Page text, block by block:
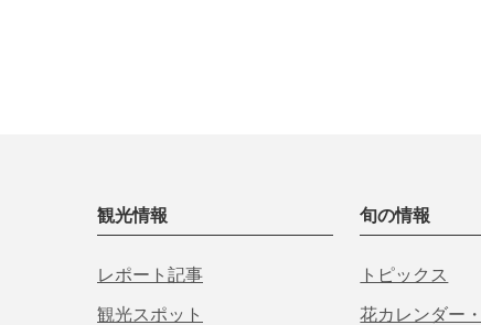
観光情報
レポート記事
観光スポット
旬の情報
トピックス
花カレンダー